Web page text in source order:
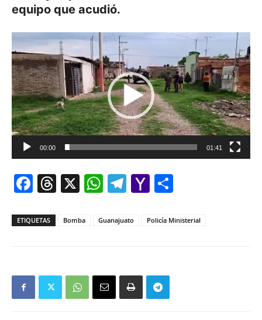
equipo que acudió.
Reproductor
de
vídeo
00:00 01:41
Facebook
Threads
X WhatsApp
Telegram
Yahoo
ETIQUETAS Bomba Guanajuato Policía Ministerial